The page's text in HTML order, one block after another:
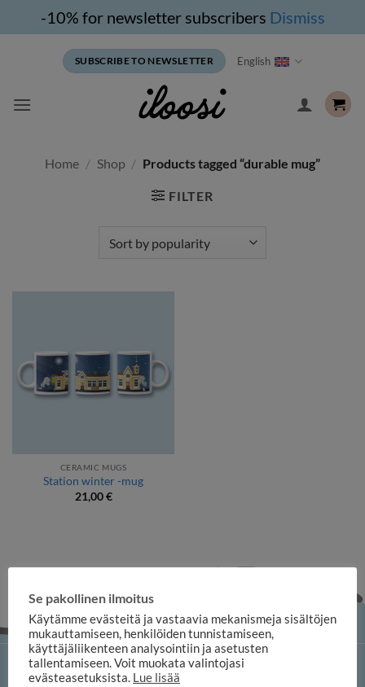
-10% for newsletter subscribers Dismiss
SUBSCRIBE TO NEWSLETTER English
Home / Shop / Products tagged “durable mug”
FILTER
CERAMIC MUGS
Station winter -mug
21,00€
iloosi online shop
Se pakollinen ilmoitus
Käytämme evästeitä ja vastaavia mekanismeja sisältöjen
mukauttamiseen, henkilöiden tunnistamiseen,
käyttäjäliikenteen analysointiin ja asetusten
tallentamiseen. Voit muokata valintojasi
evästeasetuksista. Lue lisää